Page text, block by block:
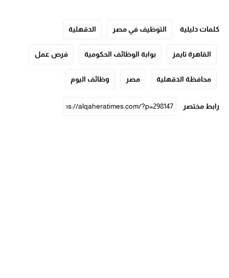
كلمات دليلية التوظيف في مصر الدقهلية
القاهرة تايمز بوابة الوظائف الحكومية فرص عمل
محافظة الدقهلية مصر وظائف اليوم
رابط مختصر